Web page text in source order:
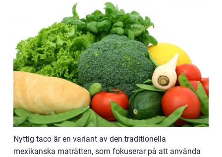
Nyttig taco är en variant av den traditionella
mexikanska maträtten, som fokuserar på att använda